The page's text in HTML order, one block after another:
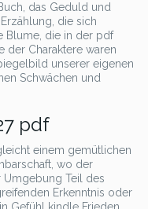
das Geduld und
die sich
Blume, die in der pdf
der Charaktere waren
unserer eigenen
Schwächen und
pdf
einem gemütlichen
wo der
Teil des
Erkenntnis oder